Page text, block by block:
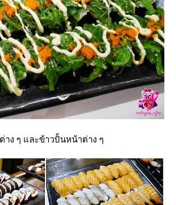
ง ๆ และข้าวปั้นหน้าต่าง ๆ